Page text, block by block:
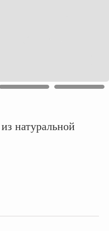
натуральной